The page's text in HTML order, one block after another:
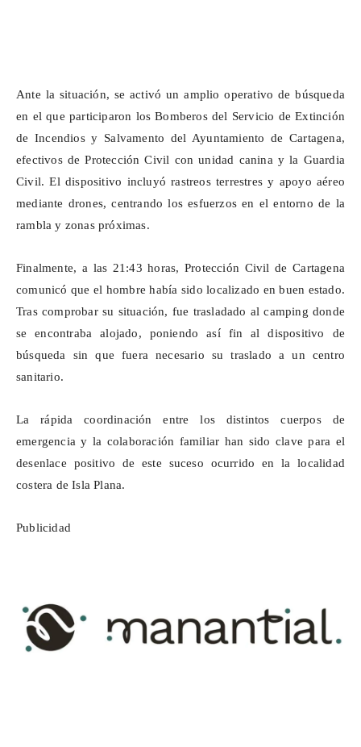
Ante la situación, se activó un amplio operativo de búsqueda
en el que participaron los Bomberos del Servicio de Extinción
de Incendios y Salvamento del Ayuntamiento de Cartagena,
efectivos de Protección Civil con unidad canina y la Guardia
Civil. El dispositivo incluyó rastreos terrestres y apoyo aéreo
mediante drones, centrando los esfuerzos en el entorno de la
rambla y zonas próximas.
Finalmente, a las 21:43 horas, Protección Civil de Cartagena
comunicó que el hombre había sido localizado en buen estado.
Tras comprobar su situación, fue trasladado al camping donde
se encontraba alojado, poniendo así fin al dispositivo de
búsqueda sin que fuera necesario su traslado a un centro
sanitario.
La rápida coordinación entre los distintos cuerpos de
emergencia y la colaboración familiar han sido clave para el
desenlace positivo de este suceso ocurrido en la localidad
costera de Isla Plana.
Publicidad